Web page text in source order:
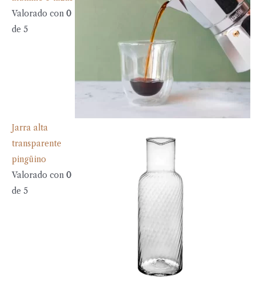
Valorado con 0
de 5
Jarra alta
transparente
pingüino
Valorado con 0
de 5